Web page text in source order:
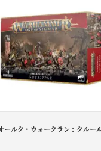
オールク・ウォークラン：クルー